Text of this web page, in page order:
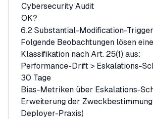
Cybersecurity
OK?
Audit
6.2 Substantial-Modification-Trigger
Folgende Beobachtungen lösen
Klassifikation nach Art. 25(1) aus:
Performance-Drift > Eskalations-
30 Tage
Bias-Metriken über Eskalations-
Erweiterung der
Deployer-Praxis)